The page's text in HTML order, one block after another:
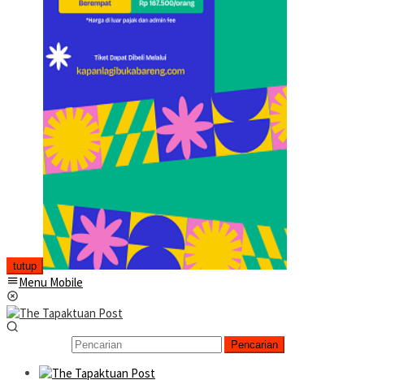
tutup
Menu Mobile
Pencarian